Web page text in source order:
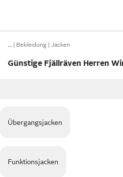
… Bekleidung Jacken
Günstige Fjällräven Herren
Übergangsjacken
Funktionsjacken